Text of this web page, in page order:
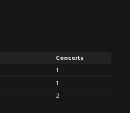
Concerts
1
1
2